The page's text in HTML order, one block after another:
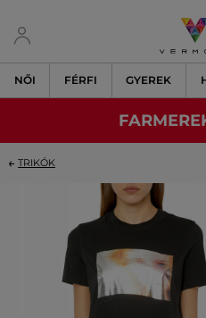
NŐI FÉRFI GYEREK
TRIKÓK